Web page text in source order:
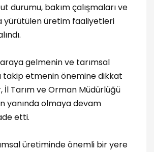
durumu, bakım çalışmaları ve
yürütülen üretim faaliyetleri
gelmenin ve tarımsal
takip etmenin önemine dikkat
İl Tarım ve Orman Müdürlüğü
yanında olmaya devam
etti.
üretiminde önemli bir yere